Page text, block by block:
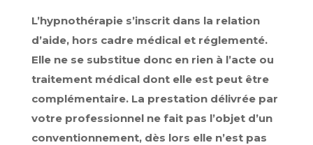
L’hypnothérapie s’inscrit dans la relation
d’aide, hors cadre médical et réglementé.
Elle ne se substitue donc en rien à l’acte ou
traitement médical dont elle est peut être
complémentaire. La prestation délivrée par
votre professionnel ne fait pas l’objet d’un
conventionnement, dès lors elle n’est pas